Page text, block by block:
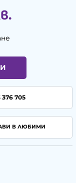
376 705
В ЛЮБИМИ